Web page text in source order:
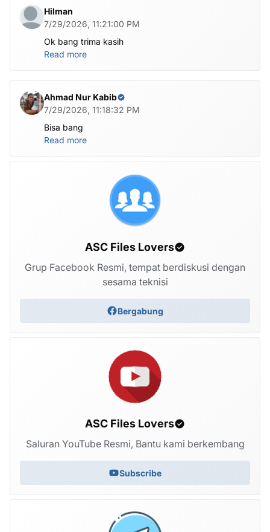
Hilman
7/29/2026, 11:21:00 PM
Ok bang trima kasih
Read more
Ahmad Nur Kabib
7/29/2026, 11:18:32 PM
Bisa bang
Read more
ASC Files Lovers
Grup Facebook Resmi, tempat berdiskusi dengan
sesama teknisi
Bergabung
ASC Files Lovers
Saluran YouTube Resmi, Bantu kami berkembang
Subscribe